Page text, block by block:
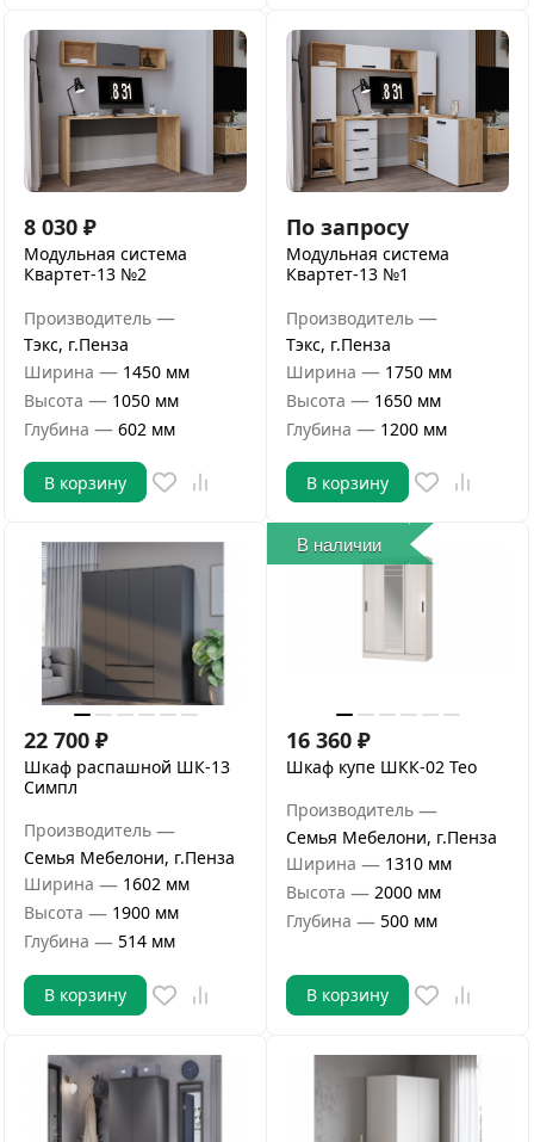
8 030 ₽
Модульная система
Квартет-13 №2
Производитель —
Тэкс, г.Пенза
Ширина — 1450 мм
Высота — 1050 мм
Глубина — 602 мм
В корзину
По запросу
Модульная система
Квартет-13 №1
Производитель —
Тэкс, г.Пенза
Ширина — 1750 мм
Высота — 1650 мм
Глубина — 1200 мм
В корзину
22 700 ₽
Шкаф распашной ШК-13
Симпл
Производитель —
Семья Мебелони, г.Пенза
Ширина — 1602 мм
Высота — 1900 мм
Глубина — 514 мм
В корзину
В наличии
16 360 ₽
Шкаф купе ШКК-02 Тео
Производитель —
Семья Мебелони, г.Пенза
Ширина — 1310 мм
Высота — 2000 мм
Глубина — 500 мм
В корзину